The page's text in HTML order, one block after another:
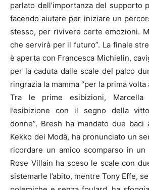
parlato dell’importanza del supporto
facendo aiutare per iniziare un
stesso, per rivivere certe emozioni.
che servirà per il futuro”. La finale
è aperta con Francesca Michielin,
per la caduta dalle scale del palco
ringrazia la mamma “per la prima volta
Tra le prime esibizioni, Marcella
l’esibizione con il segno della
donne”. Bresh ha mandato due baci
Kekko dei Modà, ha pronunciato un
ricordare un amico scomparso in
Rose Villain ha sceso le scale con
sistemarle l’abito, mentre Tony Effe,